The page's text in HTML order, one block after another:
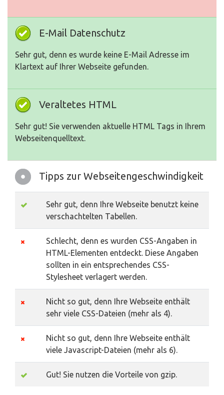
E-Mail Datenschutz
Sehr gut, denn es wurde keine E-Mail Adresse im
Klartext auf Ihrer Webseite gefunden.
Veraltetes HTML
Sehr gut! Sie verwenden aktuelle HTML Tags in Ihrem
Webseitenquelltext.
Tipps zur Webseitengeschwindigkeit
Sehr gut, denn Ihre Webseite benutzt keine
verschachtelten Tabellen.
Schlecht, denn es wurden CSS-Angaben in
HTML-Elementen entdeckt. Diese Angaben
sollten in ein entsprechendes CSS-
Stylesheet verlagert werden.
Nicht so gut, denn Ihre Webseite enthält
sehr viele CSS-Dateien (mehr als 4).
Nicht so gut, denn Ihre Webseite enthält
viele Javascript-Dateien (mehr als 6).
Gut! Sie nutzen die Vorteile von gzip.